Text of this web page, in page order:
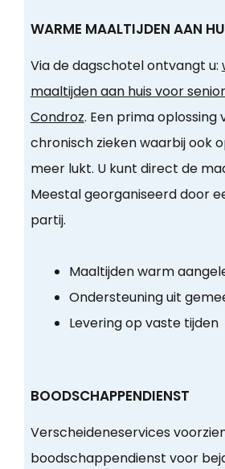
WARME MAALTIJDEN AAN
Via de dagschotel ontvangt u:
maaltijden aan huis voor
Condroz. Een prima oplossing
chronisch zieken waarbij ook
meer lukt. U kunt direct de
Meestal georganiseerd door
partij.
Maaltijden warm
Ondersteuning uit
Levering op vaste tijden
BOODSCHAPPENDIENST
Verscheideneservices
boodschappendienst voor